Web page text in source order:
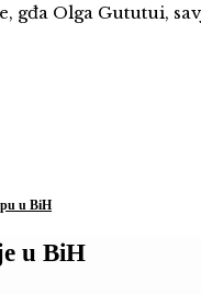
gđa Olga Gututui,
u BiH
u BiH